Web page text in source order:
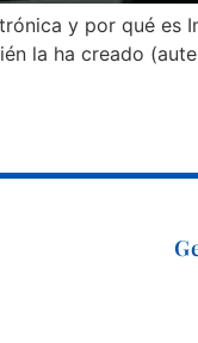
y por qué
la ha creado